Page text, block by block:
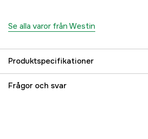
Se alla varor från Westin
Produktspecifikationer
Referensnummer
Frågor och svar